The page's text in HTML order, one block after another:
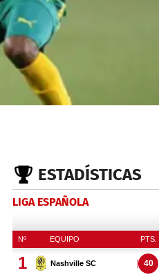
ESTADÍSTICAS
LIGA ESPAÑOLA